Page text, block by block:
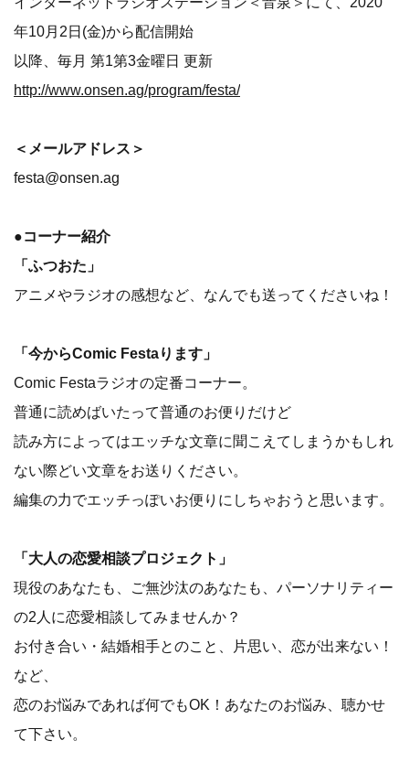
年10月2日(金)から配信開始
以降、毎月 第1第3金曜日 更新
http://www.onsen.ag/program/festa/
＜メールアドレス＞
festa@onsen.ag
●コーナー紹介
「ふつおた」
アニメやラジオの感想など、なんでも送ってくださいね！
「今からComic Festaります」
Comic Festaラジオの定番コーナー。
普通に読めばいたって普通のお便りだけど
読み方によってはエッチな文章に聞こえてしまうかもしれ
ない際どい文章をお送りください。
編集の力でエッチっぽいお便りにしちゃおうと思います。
「大人の恋愛相談プロジェクト」
現役のあなたも、ご無沙汰のあなたも、パーソナリティー
の2人に恋愛相談してみませんか？
お付き合い・結婚相手とのこと、片思い、恋が出来ない！
など、
恋のお悩みであれば何でもOK！あなたのお悩み、聴かせ
て下さい。